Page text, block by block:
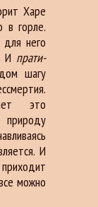
Харе
в горле.
него
И прати-
шагу
это
природу
И
можно